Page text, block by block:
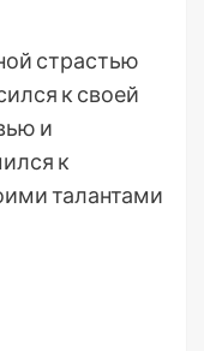
страстью
к своей
и
к
талантами